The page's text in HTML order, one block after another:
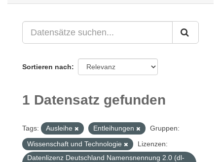
Sortieren nach
1 Datensatz gefunden
Tags: Ausleihe Entleihungen
Gruppen:
Wissenschaft und Technologie
Lizenzen:
Datenlizenz Deutschland Namensnennung 2.0 (dl-